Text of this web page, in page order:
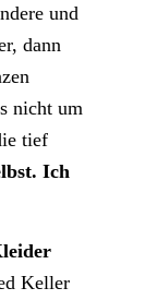
und
dann
nicht um
tief
Ich
Keller